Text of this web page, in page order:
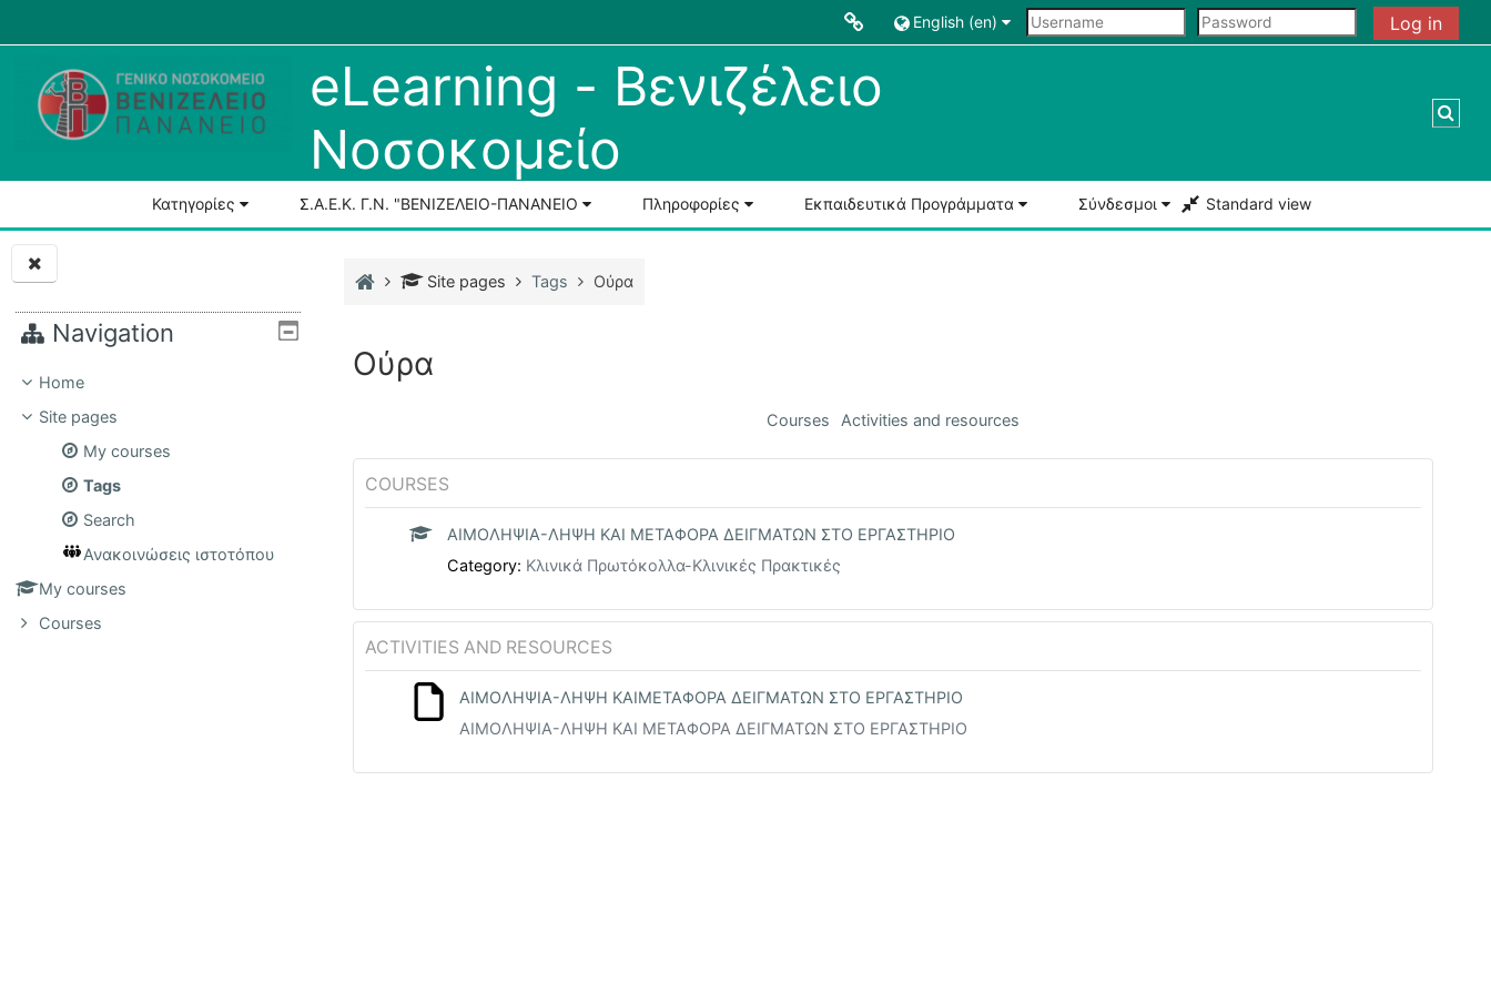
Blocks
Navigation
Home
Site pages
My courses
Tags
Search
Ανακοινώσεις ιστοτόπου
My courses
Courses
Menu 1
Courses
All courses
English ‎(en)‎ Log in
eLearning - Βενιζέλειο
Νοσοκομείο
Κατηγορίες Σ.Α.Ε.Κ. Γ.Ν. "ΒΕΝΙΖΕΛΕΙΟ-ΠΑΝΑΝΕΙΟ Πληροφορίες Εκπαιδευτικά Προγράμματα Σύνδεσμοι Standard view
Home Site pages Tags Ούρα
Ούρα
Courses Activities and resources
COURSES
ΑΙΜΟΛΗΨΙΑ-ΛΗΨΗ ΚΑΙ ΜΕΤΑΦΟΡΑ ΔΕΙΓΜΑΤΩΝ ΣΤΟ ΕΡΓΑΣΤΗΡΙΟ
Category: Κλινικά Πρωτόκολλα-Κλινικές Πρακτικές
ACTIVITIES AND RESOURCES
ΑΙΜΟΛΗΨΙΑ-ΛΗΨΗ ΚΑΙΜΕΤΑΦΟΡΑ ΔΕΙΓΜΑΤΩΝ ΣΤΟ ΕΡΓΑΣΤΗΡΙΟ
ΑΙΜΟΛΗΨΙΑ-ΛΗΨΗ ΚΑΙ ΜΕΤΑΦΟΡΑ ΔΕΙΓΜΑΤΩΝ ΣΤΟ ΕΡΓΑΣΤΗΡΙΟ